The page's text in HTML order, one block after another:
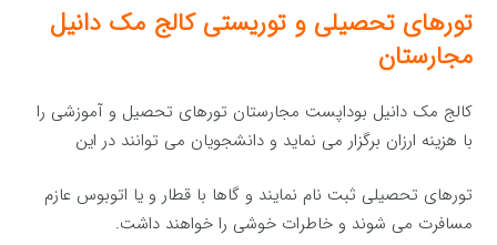
تورهای تحصیلی و توریستی کالج مک دانیل
مجارستان
کالج مک دانیل بوداپست مجارستان تورهای تحصیل و آموزشی را
با هزینه ارزان برگزار می نماید و دانشجویان می توانند در این
تورهای تحصیلی ثبت نام نمایند و گاها با قطار و یا اتوبوس عازم
مسافرت می شوند و خاطرات خوشی را خواهند داشت.